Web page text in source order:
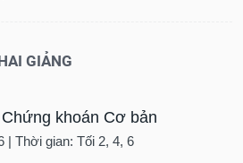
GIẢNG
khoán Cơ bản
| Thời gian: Tối 2, 4, 6